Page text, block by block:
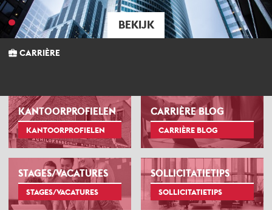
BEKIJK
CARRIÈRE
KANTOORPROFIELEN
KANTOORPROFIELEN
CARRIÈRE BLOG
CARRIÈRE BLOG
STAGES/VACATURES
STAGES/VACATURES
SOLLICITATIETIPS
SOLLICITATIETIPS